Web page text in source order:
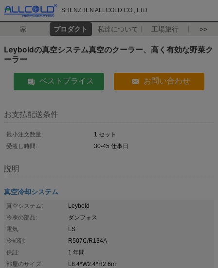
SHENZHEN ALLCOLD CO., LTD
家 プロダクト 私達について 工場旅行 >>
Leyboldの真空システム真空のクーラー、高く有効な野菜ク
ーラー
ベストプライス お問い合わせ
お支払配送条件
最小注文数量:
1 セット
受渡し時間:
30-45 仕事日
説明
真空冷却システム
真空システム:
Leybold
冷凍の部品:
ダンフォス
電気:
LS
冷却剤:
R507C/R134A
保証:
1 年間
部屋のサイズ:
L8.4*W2.4*H2.6m